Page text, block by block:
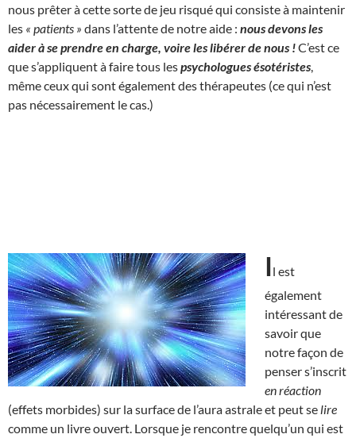
nous prêter à cette sorte de jeu risqué qui consiste à maintenir
les « patients » dans l’attente de notre aide : nous devons les
aider à se prendre en charge, voire les libérer de nous !C’est ce
que s’appliquent à faire tous lespsychologues ésotéristes
même ceux qui sont également des thérapeutes (ce qui n’est
pas nécessairement le cas.)
Il est
également
intéressant de
savoir que
notre façon de
penser s’inscrit
en réaction
(effets morbides) sur la surface de l’aura astrale et peut se lire
comme un livre ouvert. Lorsque je rencontre quelqu’un qui est